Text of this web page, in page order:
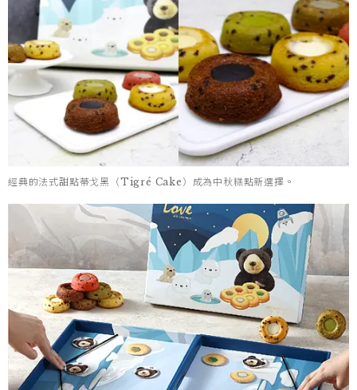
經典的法式甜點蒂戈黑（Tigré Cake）成為中秋糕點新選擇。